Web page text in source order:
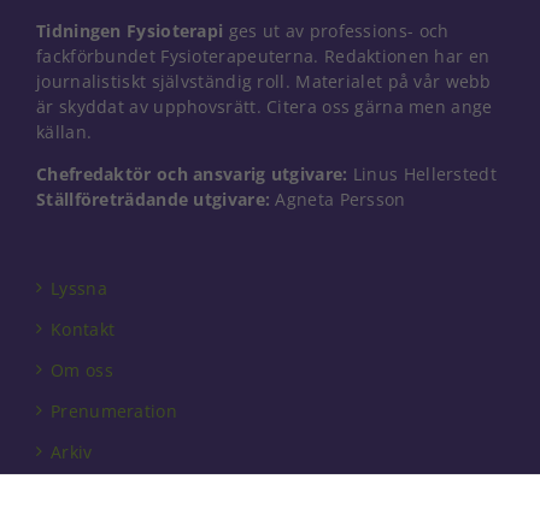
Tidningen Fysioterapi ges ut av professions- och
fackförbundet Fysioterapeuterna. Redaktionen har en
journalistiskt självständig roll. Materialet på vår webb
är skyddat av upphovsrätt. Citera oss gärna men ange
källan.
Chefredaktör och ansvarig utgivare: Linus Hellerstedt
Ställföreträdande utgivare: Agneta Persson
Lyssna
Kontakt
Om oss
Prenumeration
Arkiv
Dessa kakor
välja bort. De
förbättra